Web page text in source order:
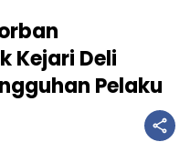
Kejari Deli
Pelaku